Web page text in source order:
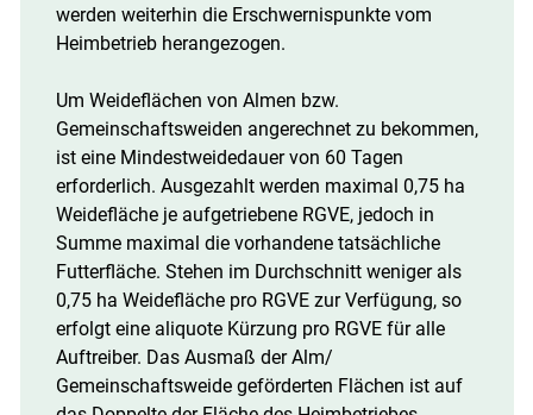
werden weiterhin die Erschwernispunkte vom
Heimbetrieb herangezogen.
Um Weideflächen von Almen bzw.
Gemeinschaftsweiden angerechnet zu bekommen,
ist eine Mindestweidedauer von 60 Tagen
erforderlich. Ausgezahlt werden maximal 0,75 ha
Weidefläche je aufgetriebene RGVE, jedoch in
Summe maximal die vorhandene tatsächliche
Futterfläche. Stehen im Durchschnitt weniger als
0,75 ha Weidefläche pro RGVE zur Verfügung, so
erfolgt eine aliquote Kürzung pro RGVE für alle
Auftreiber. Das Ausmaß der Alm/​
Gemeinschaftsweide geförderten Flächen ist auf